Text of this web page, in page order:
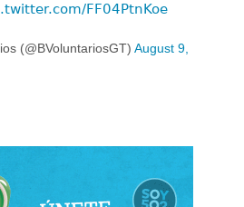
FF04PtnKoe
(@BVoluntariosGT) August 9,